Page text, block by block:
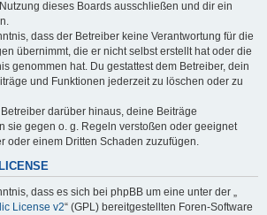
dieses Boards ausschließen und dir ein
dass der Betreiber keine Verantwortung für die
übernimmt, die er nicht selbst erstellt hat oder die
genommen hat. Du gestattest dem Betreiber, dein
und Funktionen jederzeit zu löschen oder zu
darüber hinaus, deine Beiträge
sie gegen o. g. Regeln verstoßen oder geeignet
oder einem Dritten Schaden zuzufügen.
dass es sich bei phpBB um eine unter der „
License v2“ (GPL) bereitgestellten Foren-Software